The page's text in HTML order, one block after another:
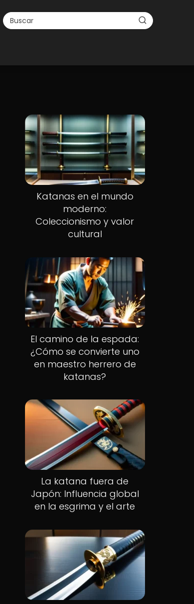
Katanas en el mundo
moderno:
Coleccionismo y valor
cultural
El camino de la espada:
¿Cómo se convierte uno
en maestro herrero de
katanas?
La katana fuera de
Japón: Influencia global
en la esgrima y el arte